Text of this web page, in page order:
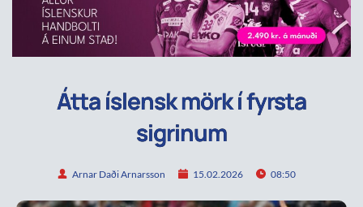
Átta íslensk mörk í fyrsta
sigrinum
Arnar Daði Arnarsson 15.02.2026 08:50